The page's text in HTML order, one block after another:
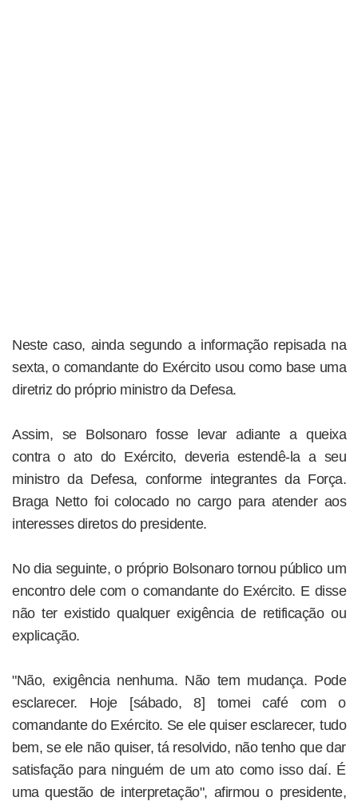
Neste caso, ainda segundo a informação repisada na
sexta, o comandante do Exército usou como base uma
diretriz do próprio ministro da Defesa.
Assim, se Bolsonaro fosse levar adiante a queixa
contra o ato do Exército, deveria estendê-la a seu
ministro da Defesa, conforme integrantes da Força.
Braga Netto foi colocado no cargo para atender aos
interesses diretos do presidente.
No dia seguinte, o próprio Bolsonaro tornou público um
encontro dele com o comandante do Exército. E disse
não ter existido qualquer exigência de retificação ou
explicação.
"Não, exigência nenhuma. Não tem mudança. Pode
esclarecer. Hoje [sábado, 8] tomei café com o
comandante do Exército. Se ele quiser esclarecer, tudo
bem, se ele não quiser, tá resolvido, não tenho que dar
satisfação para ninguém de um ato como isso daí. É
uma questão de interpretação", afirmou o presidente,